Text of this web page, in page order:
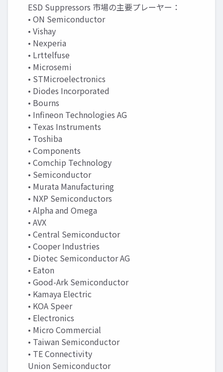
ESD Suppressors 市場の主要プレーヤー：
• ON Semiconductor
• Vishay
• Nexperia
• Lrttelfuse
• Microsemi
• STMicroelectronics
• Diodes Incorporated
• Bourns
• Infineon Technologies AG
• Texas Instruments
• Toshiba
• Components
• Comchip Technology
• Semiconductor
• Murata Manufacturing
• NXP Semiconductors
• Alpha and Omega
• AVX
• Central Semiconductor
• Cooper Industries
• Diotec Semiconductor AG
• Eaton
• Good-Ark Semiconductor
• Kamaya Electric
• KOA Speer
• Electronics
• Micro Commercial
• Taiwan Semiconductor
• TE Connectivity
Union Semiconductor